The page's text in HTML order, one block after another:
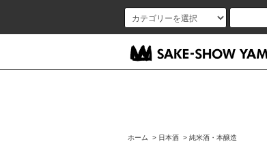
ホーム > 日本酒 >純米酒・本醸造